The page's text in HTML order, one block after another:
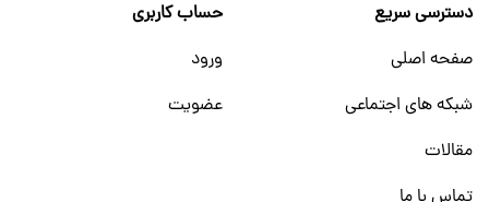
دسترسی سریع
صفحه اصلی
شبکه های اجتماعی
مقالات
حساب کاربری
ورود
عضویت